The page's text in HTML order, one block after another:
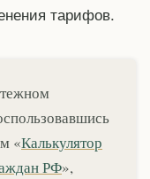
тарифов.
«Калькулятор
РФ»,